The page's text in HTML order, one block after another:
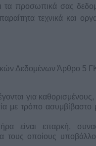
τα προσωπικά σας
τεχνικά και
Δεδομένων Άρθρο 5
για καθορισμένους,
με τρόπο ασυμβίβαστο
είναι επαρκή,
τους οποίους